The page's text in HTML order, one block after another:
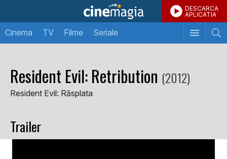
DESCARCA
APLICATIA
Cinema TV Filme Seriale
Resident Evil: Retribution (2012)
Resident Evil: Răsplata
Trailer